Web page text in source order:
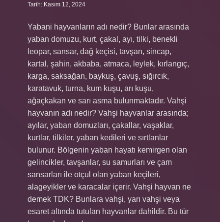
Tarih: Kasım 12, 2024
Yabani hayvanların adı nedir? Bunlar arasında
yaban domuzu, kurt, çakal, ayı, tilki, benekli
leopar, sansar, dağ keçisi, tavşan, sincap,
kartal, şahin, akbaba, atmaca, leylek, kırlangıç,
karga, saksağan, baykuş, çavuş, sığırcık,
karatavuk, turna, kum kuşu, arı kuşu,
ağaçkakan ve sarı asma bulunmaktadır. Vahşi
hayvanın adı nedir? Vahşi hayvanlar arasında;
ayılar, yaban domuzları, çakallar, vaşaklar,
kurtlar, tilkiler, yaban kedileri ve sırtlanlar
bulunur. Bölgenin yaban hayatı kemirgen olan
gelincikler, tavşanlar, su samurları ve çam
sansarları ile otçul olan yaban keçileri,
alageyikler ve karacalar içerir. Vahşi hayvan ne
demek TDK? Bunlara vahşi, yarı vahşi veya
esaret altında tutulan hayvanlar dahildir. Bu tür